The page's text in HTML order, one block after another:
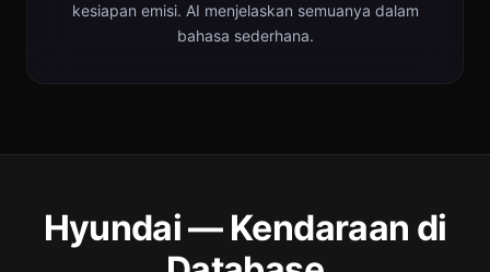
kesiapan emisi. AI menjelaskan semuanya dalam
bahasa sederhana.
Hyundai — Kendaraan di